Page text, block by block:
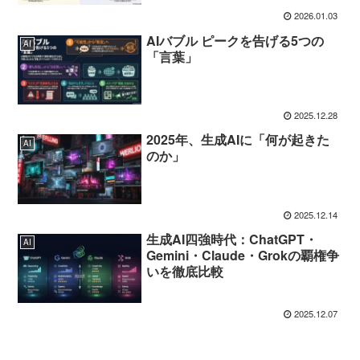
2026.01.03
AI
AIバブル ピークを告げる5つの
「言葉」
2025.12.28
AI
2025年、生成AIに「何が起きた
のか」
2025.12.14
AI
生成AI四強時代：ChatGPT・
Gemini・Claude・Grokの覇権争
いを徹底比較
2025.12.07